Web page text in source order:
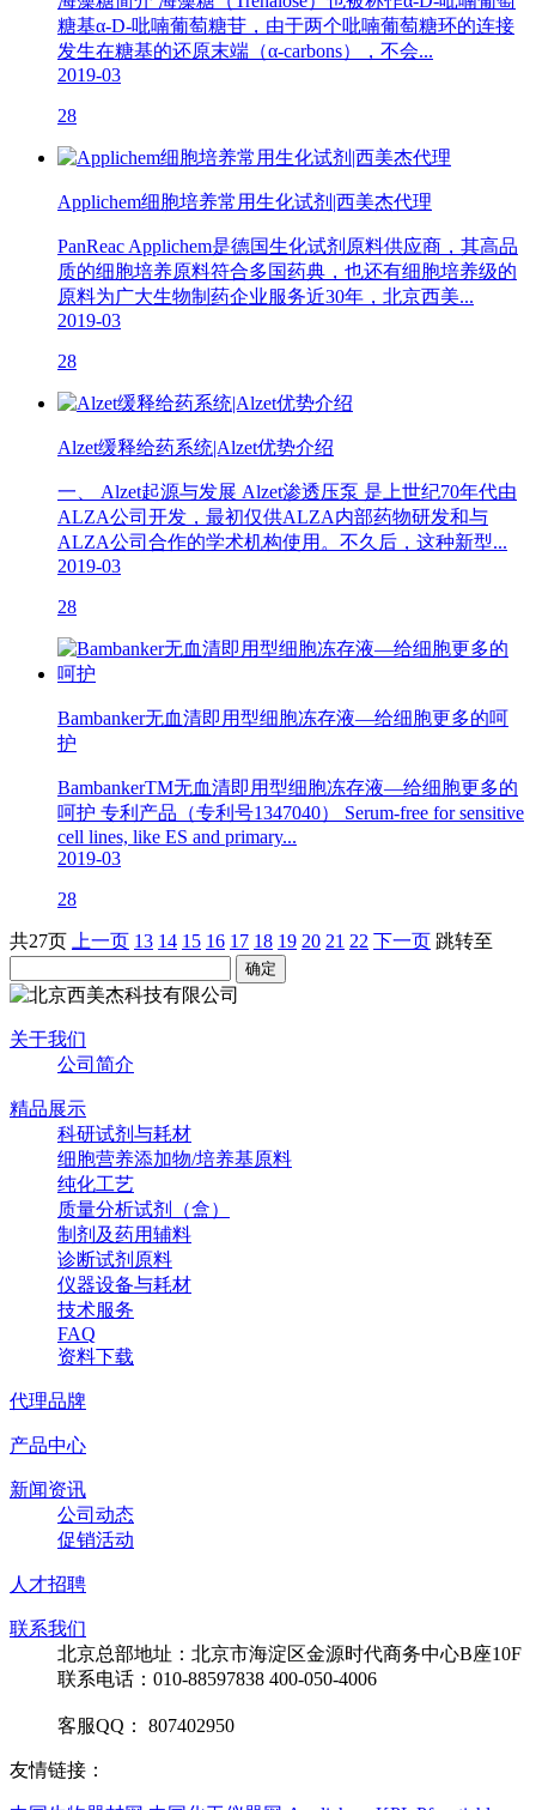
糖基α-D-吡喃葡萄糖苷，由于两个吡喃葡萄糖环的连接
发生在糖基的还原末端（α-carbons），不会...
2019-03
28
Applichem细胞培养常用生化试剂|西美杰代理
PanReac Applichem是德国生化试剂原料供应商，其高品
质的细胞培养原料符合多国药典，也还有细胞培养级的
原料为广大生物制药企业服务近30年，北京西美...
2019-03
28
Alzet缓释给药系统|Alzet优势介绍
一、 Alzet起源与发展 Alzet渗透压泵 是上世纪70年代由
ALZA公司开发，最初仅供ALZA内部药物研发和与
ALZA公司合作的学术机构使用。不久后，这种新型...
2019-03
28
Bambanker无血清即用型细胞冻存液—给细胞更多的呵
护
BambankerTM无血清即用型细胞冻存液—给细胞更多的
呵护 专利产品（专利号1347040） Serum-free for sensitive
cell lines, like ES and primary...
2019-03
28
共27页 上一页 13 14 15 16 17 18 19 20 21 22 下一页 跳转至
关于我们
公司简介
精品展示
科研试剂与耗材
细胞营养添加物/培养基原料
纯化工艺
质量分析试剂（盒）
制剂及药用辅料
诊断试剂原料
仪器设备与耗材
技术服务
FAQ
资料下载
代理品牌
产品中心
新闻资讯
公司动态
促销活动
人才招聘
联系我们
北京总部地址：北京市海淀区金源时代商务中心B座10F
联系电话：010-88597838 400-050-4006
客服QQ： 807402950
友情链接：